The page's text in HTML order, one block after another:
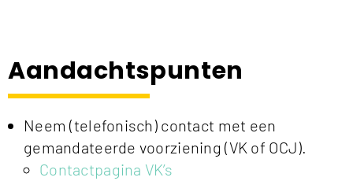
Aandachtspunten
Neem (telefonisch) contact met een
gemandateerde voorziening (VK of OCJ).
Contactpagina VK’s